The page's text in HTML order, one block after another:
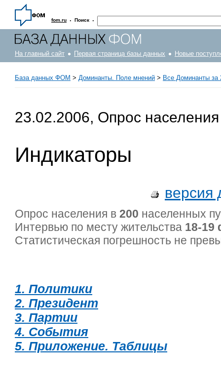
fom.ru · Поиск ·
На главный сайт Первая страница базы данных Новые
База данных ФОМ > Доминанты. Поле мнений > Все Доминанты за
23.02.2006, Опрос населения
Индикаторы
версия
Опрос населения в 200 населенных
Интервью по месту жительства 18-19
Статистическая погрешность не
1. Политики
2. Президент
3. Партии
4. События
5. Приложение. Таблицы